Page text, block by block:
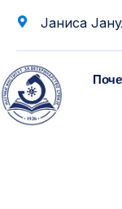
Јаниса